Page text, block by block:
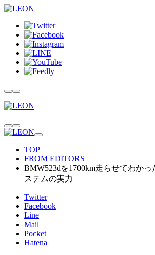
TOP
FROM EDITORS
BMW523dを1700km走らせてわか
ステムの実力
Twitter
Facebook
Line
Mail
Pocket
Hatena